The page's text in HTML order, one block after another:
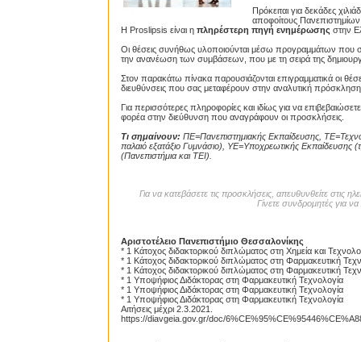
Πρόκειται για δεκάδες
αποφοίτους Πανεπιστημίων
Η Proslipsis είναι η πληρέστερη πηγή ενημέρωσης στην
Οι θέσεις συνήθως υλοποιούνται μέσω προγραμμάτων που
την ανανέωση των συμβάσεων, που με τη σειρά της
Στον παρακάτω πίνακα παρουσιάζονται επιγραμματικά οι
διευθύνσεις που σας μεταφέρουν στην αναλυτική
Για περισσότερες πληροφορίες και ιδίως για να
φορέα στην διεύθυνση που αναγράφουν οι προσκλήσεις.
Τι σημαίνουν: ΠΕ=Πανεπιστημιακής Εκπαίδευσης,
παλαιό εξατάξιο Γυμνάσιο), ΥΕ=Υποχρεωτικής Εκπαίδευσης
(Πανεπιστήμια και ΤΕΙ).
Για να κατεβάσετε τις προσκλήσεις, απευθυνθείτε στις
Γίνετε συνδρομητές για
Αριστοτέλειο Πανεπιστήμιο Θεσσαλονίκης
* 1 Κάτοχος διδακτορικού διπλώματος στη Χημεία και
* 1 Κάτοχος διδακτορικού διπλώματος στη Φαρμακευτική
* 1 Κάτοχος διδακτορικού διπλώματος στη Φαρμακευτική
* 1 Υποψήφιος Διδάκτορας στη Φαρμακευτική Τεχνολογία
* 1 Υποψήφιος Διδάκτορας στη Φαρμακευτική Τεχνολογία
* 1 Υποψήφιος Διδάκτορας στη Φαρμακευτική Τεχνολογία
Αιτήσεις μέχρι 2.3.2021.
https://diavgeia.gov.gr/doc/